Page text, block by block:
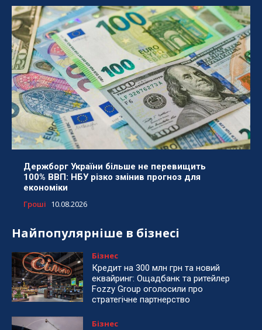
Держборг України більше не перевищить
100% ВВП: НБУ різко змінив прогноз для
економіки
Гроші 10.08.2026
Найпопулярніше в бізнесі
Бізнес
Кредит на 300 млн грн та новий
еквайринг: Ощадбанк та ритейлер
Fozzy Group оголосили про
стратегічне партнерство
Бізнес